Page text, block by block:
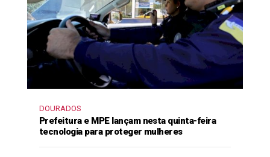
DOURADOS
Prefeitura e MPE lançam nesta quinta-feira
tecnologia para proteger mulheres